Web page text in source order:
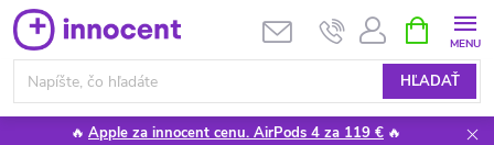
Prejsť
na
obsah
HĽADAŤ
KOŠÍK
🔥 Apple za innocent cenu. AirPods 4 za 119 € 🔥